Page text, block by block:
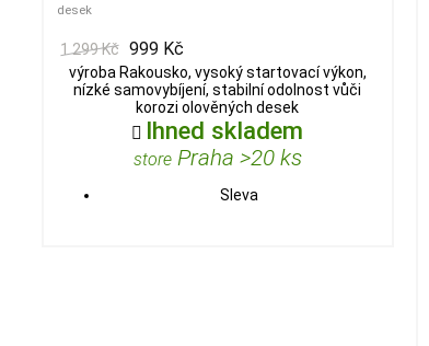
desek
1 299 Kč 999 Kč
výroba Rakousko, vysoký startovací výkon,
nízké samovybíjení, stabilní odolnost vůči
korozi olověných desek
 Ihned skladem
storePraha >20 ks
Sleva